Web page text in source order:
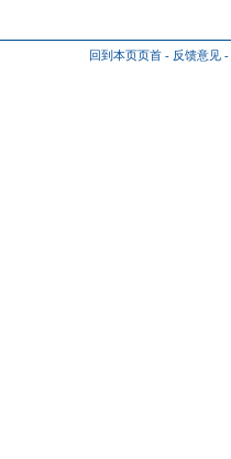
回到本页页首 - 反馈意见 -